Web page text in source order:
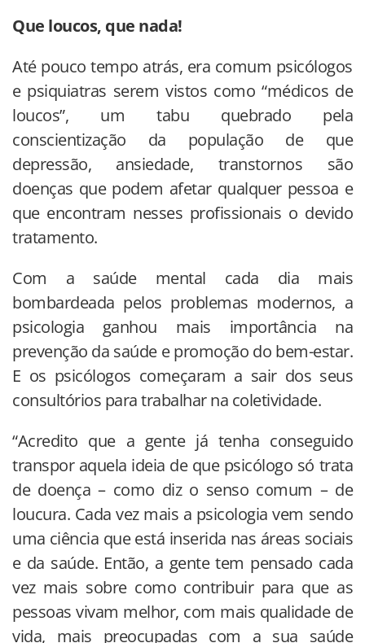
Que loucos, que nada!
Até pouco tempo atrás, era comum psicólogos
e psiquiatras serem vistos como “médicos de
loucos”, um tabu quebrado pela
conscientização da população de que
depressão, ansiedade, transtornos são
doenças que podem afetar qualquer pessoa e
que encontram nesses profissionais o devido
tratamento.
Com a saúde mental cada dia mais
bombardeada pelos problemas modernos, a
psicologia ganhou mais importância na
prevenção da saúde e promoção do bem-estar.
E os psicólogos começaram a sair dos seus
consultórios para trabalhar na coletividade.
“Acredito que a gente já tenha conseguido
transpor aquela ideia de que psicólogo só trata
de doença – como diz o senso comum – de
loucura. Cada vez mais a psicologia vem sendo
uma ciência que está inserida nas áreas sociais
e da saúde. Então, a gente tem pensado cada
vez mais sobre como contribuir para que as
pessoas vivam melhor, com mais qualidade de
vida, mais preocupadas com a sua saúde